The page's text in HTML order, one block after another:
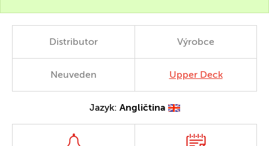
Distributor Výrobce
Neuveden Upper Deck
Jazyk: Angličtina